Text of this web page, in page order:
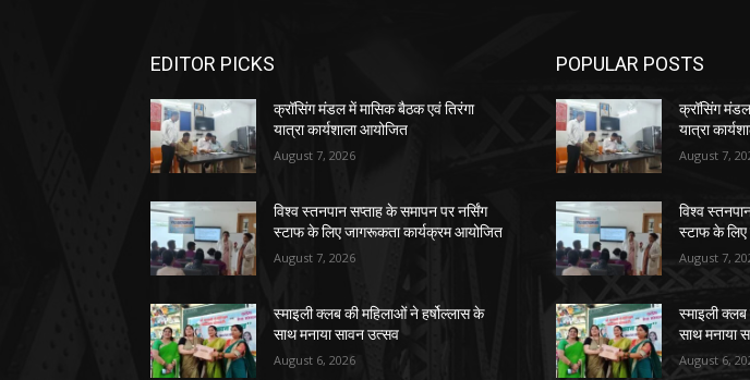
EDITOR PICKS
क्रॉसिंग मंडल में मासिक बैठक एवं तिरंगा
यात्रा कार्यशाला आयोजित
August 7, 2026
विश्व स्तनपान सप्ताह के समापन पर नर्सिंग
स्टाफ के लिए जागरूकता कार्यक्रम आयोजित
August 7, 2026
स्माइली क्लब की महिलाओं ने हर्षोल्लास के
साथ मनाया सावन उत्सव
August 6, 2026
POPULAR POSTS
क्रॉसिंग
यात्रा
August 7,
विश्व
स्टाफ के
August 7,
स्माइली
साथ मनाया
August 6,